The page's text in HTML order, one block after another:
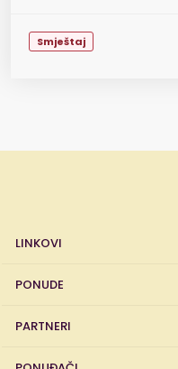
Smještaj
LINKOVI
PONUDE
PARTNERI